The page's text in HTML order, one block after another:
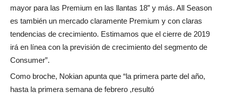
mayor para las Premium en las llantas 18” y más. All Season
es también un mercado claramente Premium y con claras
tendencias de crecimiento. Estimamos que el cierre de 2019
irá en línea con la previsión de crecimiento del segmento de
Consumer”.
Como broche, Nokian apunta que “la primera parte del año,
hasta la primera semana de febrero ,resultó